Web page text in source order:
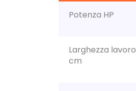
Potenza HP
Larghezza lavoro
cm